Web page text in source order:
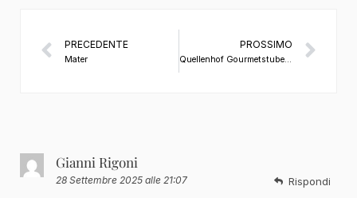
PRECEDENTE
Mater
PROSSIMO
Quellenhof Gourmetstube 1897
Gianni Rigoni
28 Settembre 2025 alle 21:07 Rispondi